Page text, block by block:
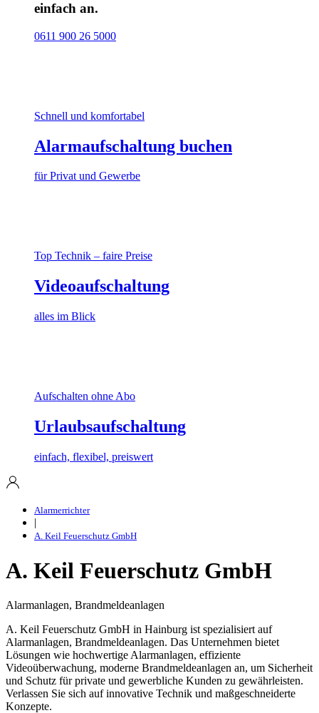
einfach an.
0611 900 26 5000
Schnell und komfortabel
Alarmaufschaltung buchen
für Privat und Gewerbe
Top Technik – faire Preise
Videoaufschaltung
alles im Blick
Aufschalten ohne Abo
Urlaubsaufschaltung
einfach, flexibel, preiswert
Alarmerrichter
|
A. Keil Feuerschutz GmbH
A. Keil Feuerschutz GmbH
Alarmanlagen, Brandmeldeanlagen
A. Keil Feuerschutz GmbH in Hainburg ist spezialisiert auf
Alarmanlagen, Brandmeldeanlagen. Das Unternehmen bietet
Lösungen wie hochwertige Alarmanlagen, effiziente
Videoüberwachung, moderne Brandmeldeanlagen an, um Sicherheit
und Schutz für private und gewerbliche Kunden zu gewährleisten.
Verlassen Sie sich auf innovative Technik und maßgeschneiderte
Konzepte.